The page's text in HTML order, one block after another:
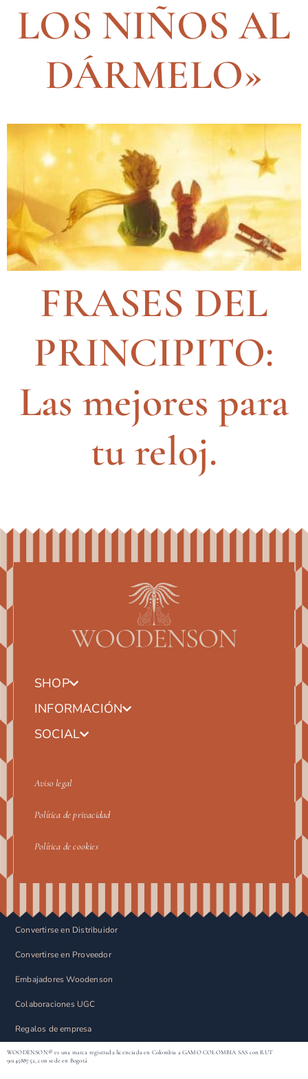
LOS NIÑOS AL
DÁRMELO»
FRASES DEL
PRINCIPITO:
Las mejores para
tu reloj.
SHOP
INFORMACIÓN
SOCIAL
Aviso legal
Política de privacidad
Política de cookies
Convertirse en Distribuidor
Convertirse en Proveedor
Embajadores Woodenson
Colaboraciones UGC
Regalos de empresa
WOODENSON® es una marca registrada licenciada en Colombia a GAMO COLOMBIA SAS con RUT
9014588752, con sede en Bogotá